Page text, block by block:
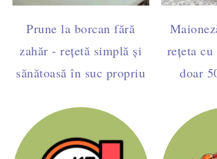
Prune la borcan fără
zahăr - rețetă simplă și
sănătoasă în suc propriu
rețeta
doar